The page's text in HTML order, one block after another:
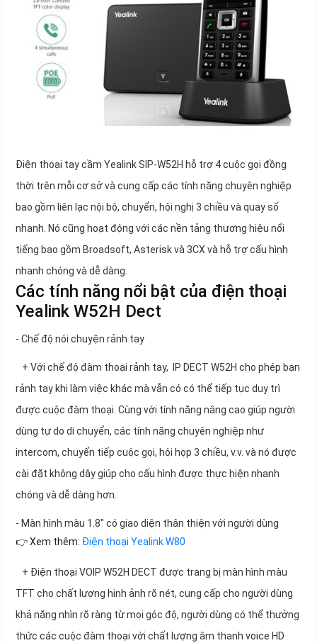
Điện thoại tay cầm Yealink SIP-W52H hỗ trợ 4 cuộc gọi đồng
thời trên mỗi cơ sở và cung cấp các tính năng chuyên nghiệp
bao gồm liên lạc nội bộ, chuyển, hội nghị 3 chiều và quay số
nhanh. Nó cũng hoạt động với các nền tảng thương hiệu nổi
tiếng bao gồm Broadsoft, Asterisk và 3CX và hỗ trợ cấu hình
nhanh chóng và dễ dàng.
Các tính năng nổi bật của điện thoại
Yealink W52H Dect
- Chế độ nói chuyện rảnh tay
+ Với chế độ đàm thoại rảnh tay, IP DECT W52H cho phép bạn
rảnh tay khi làm việc khác mà vẫn có có thể tiếp tục duy trì
được cuộc đàm thoại. Cùng với tính năng nâng cao giúp người
dùng tự do di chuyển, các tính năng chuyên nghiệp như
intercom, chuyển tiếp cuộc gọi, hội họp 3 chiều, v.v. và nó được
cài đặt không dây giúp cho cấu hình được thực hiện nhanh
chóng và dễ dàng hơn.
- Màn hình màu 1.8″ có giao diện thân thiện với người dùng
👉 Xem thêm: Điện thoại Yealink W80
+ Điện thoại VOIP W52H DECT được trang bị màn hình màu
TFT cho chất lượng hinh ảnh rõ nét, cung cấp cho người dùng
khả năng nhìn rõ ràng từ mọi góc độ, người dùng có thể thưởng
thức các cuộc đàm thoại với chất lượng âm thanh voice HD